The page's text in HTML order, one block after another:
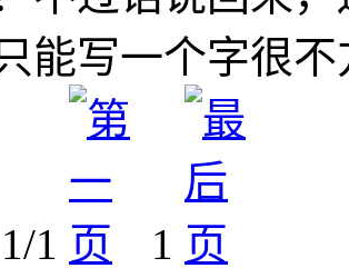
能写一个字很不
1 1